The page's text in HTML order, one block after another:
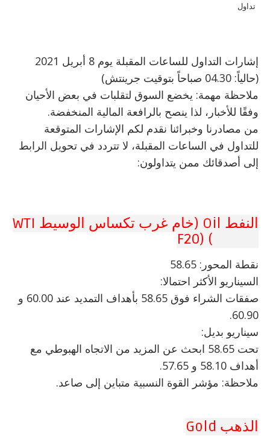
تداول
إشارات التداول للساعات المقبلة يوم 8 أبريل 2021
(حالياً: 04.30 صباحاً بتوقيت جرينتش)
ملاحظة مهمة: يخضع السوق لتقلبات في بعض الأحيان
وفقًا للأخبار، لذا ينصح بالرافعة المالية المنخفضة.
من مصادرنا وخبرائنا نقدم لكم الإشارات المتوقعة
للتداول في الساعات المقبلة، لا تتردد في تحويل الرابط
إلى أصدقائك ممن يتداولون:
النفط Oil (خام غرب تكساس الوسيط WTI
نقطة المحور: 58.65
السيناريو الأكثر احتمالا:
صفقات الشراء فوق 58.65 بأهداف التمديد عند 60.00 و
60.90.
سيناريو بديل:
تحت 58.65 ابحث عن المزيد من الاتجاه الهبوطي مع
أهداف 58.10 و 57.65.
ملاحظة: مؤشر القوة النسبية متباين إلى صاعد.
الذهب Gold